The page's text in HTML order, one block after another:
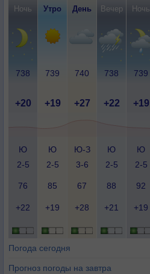
Ночь Утро День Вечер Ночь
738 739 740 738 739
+20 +19 +27 +22 +19
Ю
2-5
Ю
2-5
Ю-З
3-6
Ю
2-5
Ю
2-5
76 85 67 88 92
+22 +19 +28 +21 +19
Погода сегодня
Прогноз погоды на завтра